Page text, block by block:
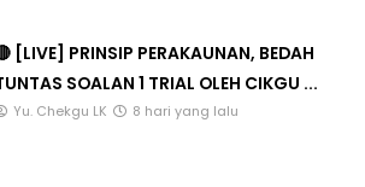
[LIVE] PRINSIP PERAKAUNAN, BEDAH
SOALAN 1 TRIAL OLEH CIKGU ...
Yu. Chekgu LK 8 hari yang lalu